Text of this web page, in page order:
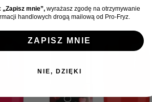
„Zapisz mnie”,wyrażasz zgodę na otrzymywanie
handlowych drogą mailową od Pro-Fryz.
ZAPISZ MNIE
NIE, DZIĘKI